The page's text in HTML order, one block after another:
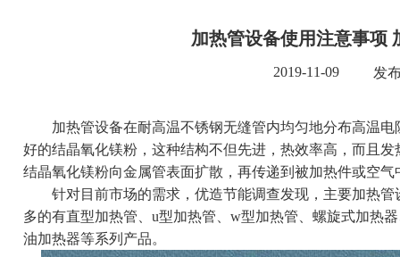
加热管设备使用注意事项
2019-11-09 发
加热管设备在耐高温不锈钢无缝管内均匀地分布高温电
好的结晶氧化镁粉，这种结构不但先进，热效率高，而且
结晶氧化镁粉向金属管表面扩散，再传递到被加热件或空
针对目前市场的需求， 优造节能调查发现，主要加热管
多的有直型加热管、u型加热管、w型加热管、螺旋式加热
油加热器等系列产品。